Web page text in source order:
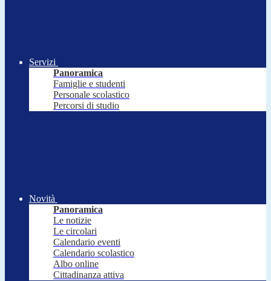
Servizi
Panoramica
Famiglie e studenti
Personale scolastico
Percorsi di studio
Novità
Panoramica
Le notizie
Le circolari
Calendario eventi
Calendario scolastico
Albo online
Cittadinanza attiva